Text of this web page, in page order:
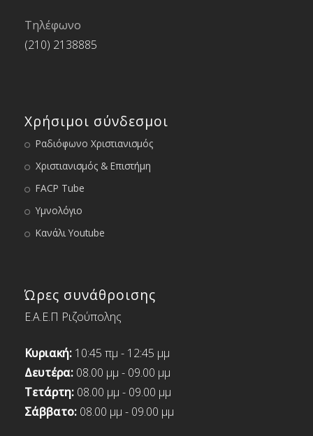
Τηλέφωνο
(210) 2138885
Χρήσιμοι σύνδεσμοι
Ραδιόφωνο Χριστιανισμός
Χριστιανισμός & Επιστήμη
FACP Tube
Υμνολόγιο
Κανάλι Youtube
Ώρες συνάθροισης
Ε.Α.Ε.Π Ριζούπολης
Κυριακή: 10:45 πμ - 12:45 μμ
Δευτέρα: 08.00 μμ - 09.00 μμ
Τετάρτη: 08.00 μμ - 09.00 μμ
Σάββατο: 08.00 μμ - 09.00 μμ